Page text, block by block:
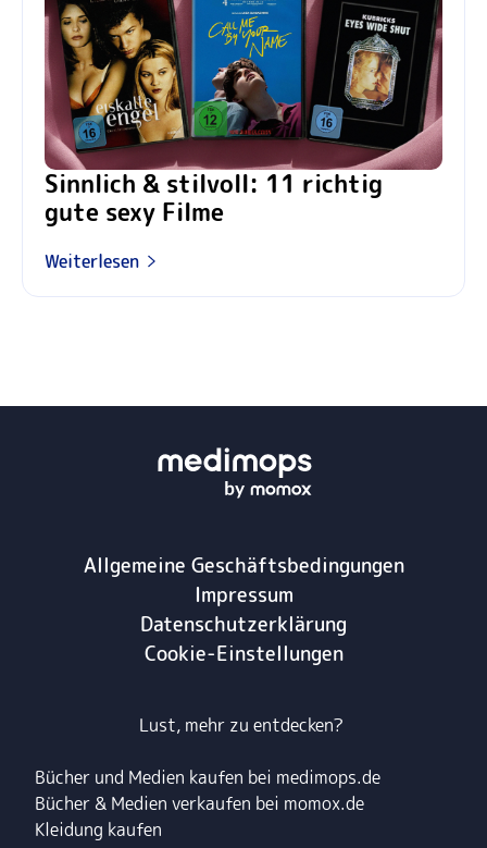
Sinnlich & stilvoll: 11 richtig
gute sexy Filme
Weiterlesen
Allgemeine Geschäftsbedingungen
Impressum
Datenschutzerklärung
Cookie-Einstellungen
Lust, mehr zu entdecken?
Bücher und Medien kaufen bei medimops.de
Bücher & Medien verkaufen bei momox.de
Kleidung kaufen